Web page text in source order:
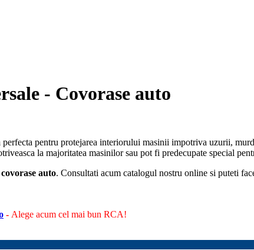
- Covorase auto
perfecta pentru protejarea interiorului masinii impotriva uzurii,
la majoritatea masinilor sau pot fi predecupate special
covorase auto. Consultati acum catalogul nostru online si puteti
- Alege acum cel mai bun RCA!